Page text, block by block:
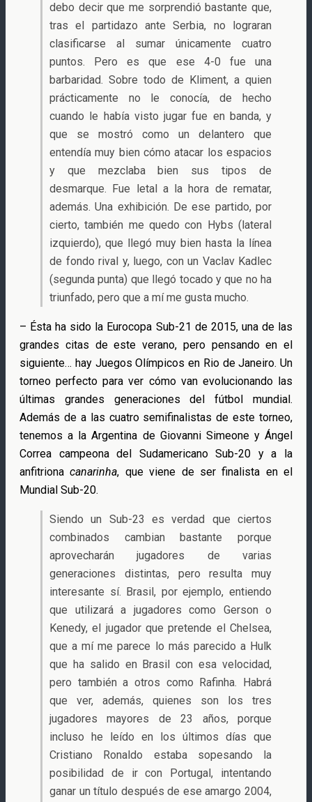
debo decir que me sorprendió bastante que,
tras el partidazo ante Serbia, no lograran
clasificarse al sumar únicamente cuatro
puntos. Pero es que ese 4-0 fue una
barbaridad. Sobre todo de Kliment, a quien
prácticamente no le conocía, de hecho
cuando le había visto jugar fue en banda, y
que se mostró como un delantero que
entendía muy bien cómo atacar los espacios
y que mezclaba bien sus tipos de
desmarque. Fue letal a la hora de rematar,
además. Una exhibición. De ese partido, por
cierto, también me quedo con Hybs (lateral
izquierdo), que llegó muy bien hasta la línea
de fondo rival y, luego, con un Vaclav Kadlec
(segunda punta) que llegó tocado y que no ha
triunfado, pero que a mí me gusta mucho.
– Ésta ha sido la Eurocopa Sub-21 de 2015, una de las
grandes citas de este verano, pero pensando en el
siguiente… hay Juegos Olímpicos en Rio de Janeiro. Un
torneo perfecto para ver cómo van evolucionando las
últimas grandes generaciones del fútbol mundial.
Además de a las cuatro semifinalistas de este torneo,
tenemos a la Argentina de Giovanni Simeone y Ángel
Correa campeona del Sudamericano Sub-20 y a la
anfitrionacanarinha, que viene de ser finalista en el
Mundial Sub-20.
Siendo un Sub-23 es verdad que ciertos
combinados cambian bastante porque
aprovecharán jugadores de varias
generaciones distintas, pero resulta muy
interesante sí. Brasil, por ejemplo, entiendo
que utilizará a jugadores como Gerson o
Kenedy, el jugador que pretende el Chelsea,
que a mí me parece lo más parecido a Hulk
que ha salido en Brasil con esa velocidad,
pero también a otros como Rafinha. Habrá
que ver, además, quienes son los tres
jugadores mayores de 23 años, porque
incluso he leído en los últimos días que
Cristiano Ronaldo estaba sopesando la
posibilidad de ir con Portugal, intentando
ganar un título después de ese amargo 2004,